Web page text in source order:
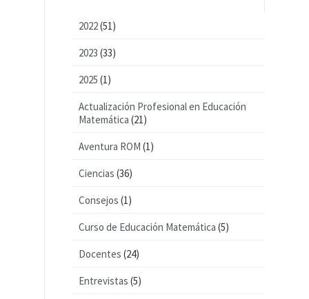
2022(51)
2023 (33)
2025 (1)
Actualización Profesional en Educación
Matemática (21)
Aventura ROM (1)
Ciencias (36)
Consejos (1)
Curso de Educación Matemática (5)
Docentes (24)
Entrevistas (5)